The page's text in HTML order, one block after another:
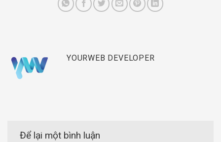
YOURWEB DEVELOPER
Để lại một bình luận